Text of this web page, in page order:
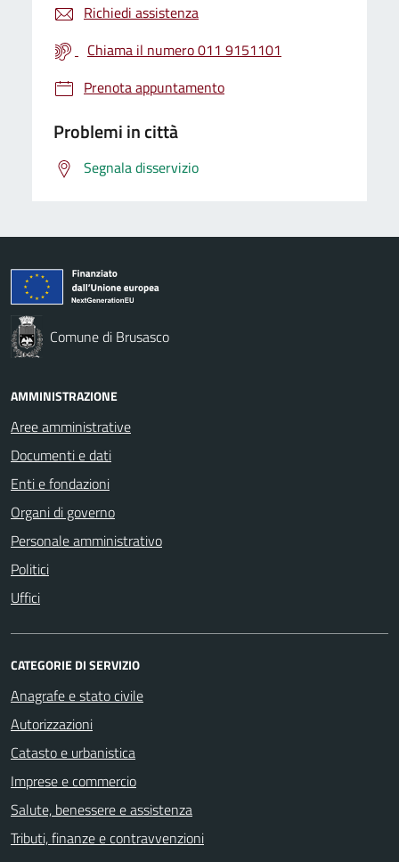
Richiedi assistenza
Chiama il numero 011 9151101
Prenota appuntamento
Problemi in città
Segnala disservizio
Comune di Brusasco
AMMINISTRAZIONE
Aree amministrative
Documenti e dati
Enti e fondazioni
Organi di governo
Personale amministrativo
Politici
Uffici
CATEGORIE DI SERVIZIO
Anagrafe e stato civile
Autorizzazioni
Catasto e urbanistica
Imprese e commercio
Salute, benessere e assistenza
Tributi, finanze e contravvenzioni